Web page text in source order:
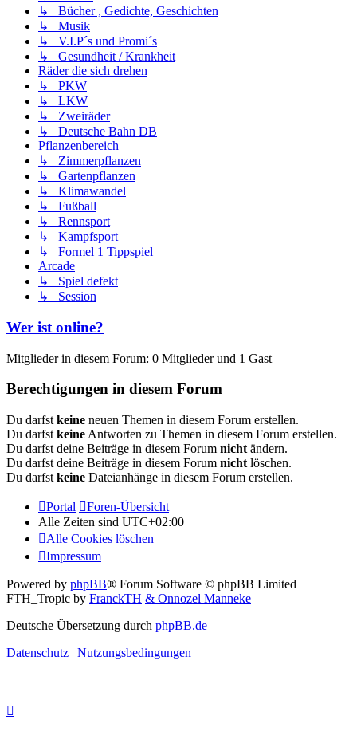
↳ Bücher , Gedichte, Geschichten
↳ Musik
↳ V.I.P´s und Promi´s
↳ Gesundheit / Krankheit
Räder die sich drehen
↳ PKW
↳ LKW
↳ Zweiräder
↳ Deutsche Bahn DB
Pflanzenbereich
↳ Zimmerpflanzen
↳ Gartenpflanzen
↳ Klimawandel
↳ Fußball
↳ Rennsport
↳ Kampfsport
↳ Formel 1 Tippspiel
Arcade
↳ Spiel defekt
↳ Session
Wer ist online?
Mitglieder in diesem Forum: 0 Mitglieder und 1 Gast
Berechtigungen in diesem Forum
Du darfst keine neuen Themen in diesem Forum erstellen.
Du darfst keine Antworten zu Themen in diesem Forum erstellen.
Du darfst deine Beiträge in diesem Forum nicht ändern.
Du darfst deine Beiträge in diesem Forum nicht löschen.
Du darfst keine Dateianhänge in diesem Forum erstellen.
Portal
Foren-Übersicht
Alle Zeiten sind UTC+02:00
Alle Cookies löschen
Impressum
Powered by phpBB® Forum Software © phpBB Limited
FTH_Tropic by FranckTH & Onnozel Manneke
Deutsche Übersetzung durch phpBB.de
Datenschutz | Nutzungsbedingungen